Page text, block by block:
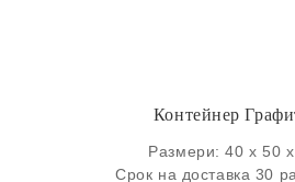
Контейнер
Размери: 40 х 50
Срок на доставка 30